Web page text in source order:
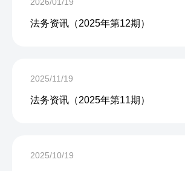
2026/01/19
法务资讯（2025年第12期）
2025/11/19
法务资讯（2025年第11期）
2025/10/19